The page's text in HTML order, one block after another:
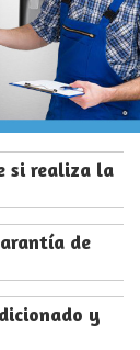
si realiza la
de
y